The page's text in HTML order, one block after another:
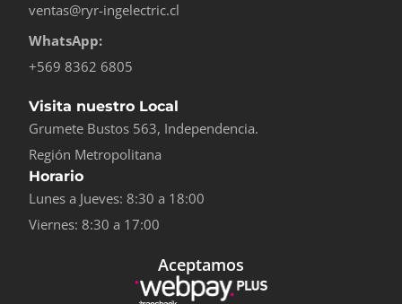
ventas@ryr-ingelectric.cl
WhatsApp:
+569 8362 6805
Visita nuestro Local
Grumete Bustos 563, Independencia.
Región Metropolitana
Horario
Lunes a Jueves: 8:30 a 18:00
Viernes: 8:30 a 17:00
Aceptamos